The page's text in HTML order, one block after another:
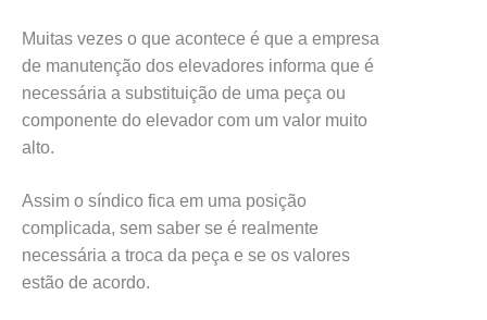
Muitas vezes o que acontece é que a empresa
de manutenção dos elevadores informa que é
necessária a substituição de uma peça ou
componente do elevador com um valor muito
alto.
Assim o síndico fica em uma posição
complicada, sem saber se é realmente
necessária a troca da peça e se os valores
estão de acordo.